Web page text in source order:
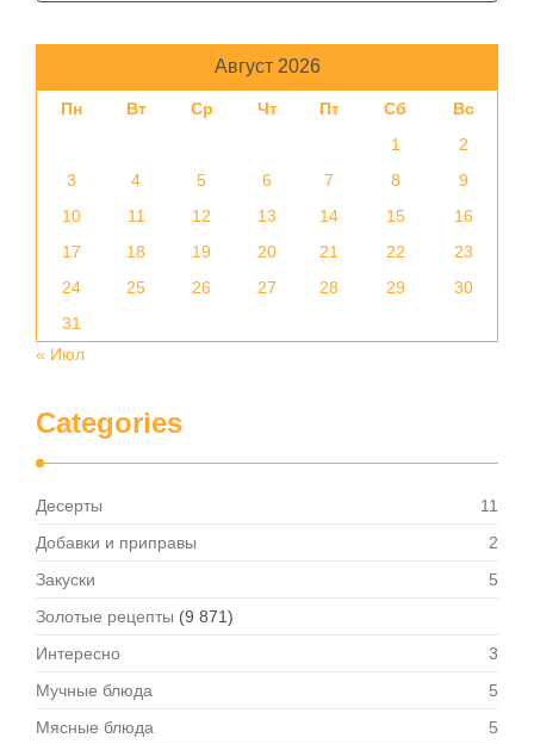
Август 2026
Пн Вт Ср Чт Пт Сб
Вс
1
2
3
4 5 6 7 8
9
10
11 12 13 14 15
16
17
18 19 20 21 22
23
24
25 26 27 28 29
30
31
« Июл
Categories
Десерты
11
Добавки и приправы
2
Закуски
5
Золотые рецепты (9 871)
Интересно
3
Мучные блюда
5
Мясные блюда
5